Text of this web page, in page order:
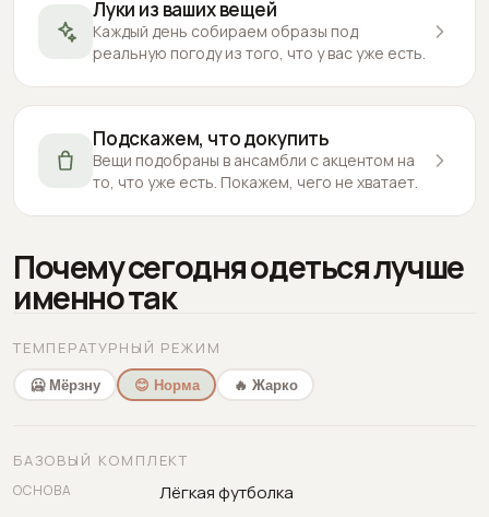
Луки из ваших вещей
Каждый день собираем образы под
реальную погоду из того, что у вас уже есть.
Подскажем, что докупить
Вещи подобраны в ансамбли с акцентом на
то, что уже есть. Покажем, чего не хватает.
Почему сегодня одеться лучше
именно так
ТЕМПЕРАТУРНЫЙ РЕЖИМ
🥶 Мёрзну 😊 Норма 🔥 Жарко
БАЗОВЫЙ КОМПЛЕКТ
ОСНОВА Лёгкая футболка